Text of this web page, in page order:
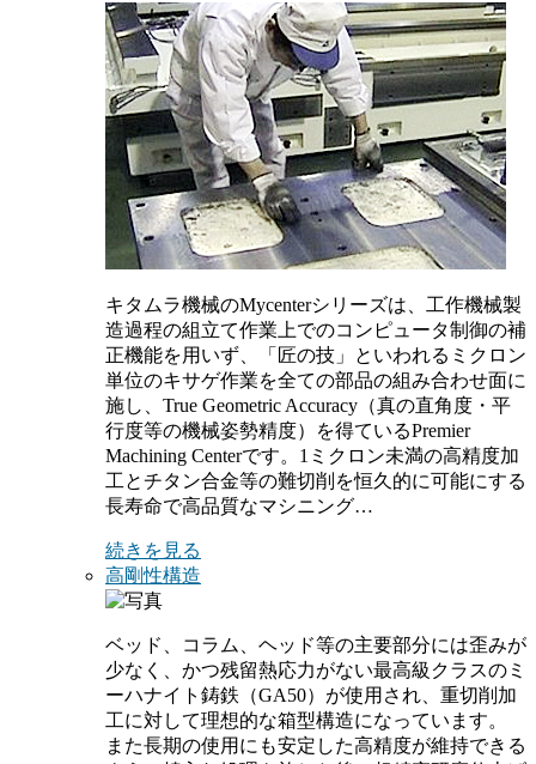
キタムラ機械のMycenterシリーズは、工作機械製
造過程の組立て作業上でのコンピュータ制御の補
正機能を用いず、「匠の技」といわれるミクロン
単位のキサゲ作業を全ての部品の組み合わせ面に
施し、True Geometric Accuracy（真の直角度・平
行度等の機械姿勢精度）を得ているPremier
Machining Centerです。1ミクロン未満の高精度加
工とチタン合金等の難切削を恒久的に可能にする
長寿命で高品質なマシニング…
続きを見る
高剛性構造
ベッド、コラム、ヘッド等の主要部分には歪みが
少なく、かつ残留熱応力がない最高級クラスのミ
ーハナイト鋳鉄（GA50）が使用され、重切削加
工に対して理想的な箱型構造になっています。
また長期の使用にも安定した高精度が維持できる